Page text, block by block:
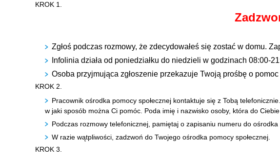
KROK 1.
Zgłoś podczas rozmowy, że zdecydowałeś się zostać w domu.
Infolinia działa od poniedziałku do niedzieli w godzinach 08:00-
Osoba przyjmująca zgłoszenie przekazuje Twoją prośbę o
KROK 2.
Pracownik ośrodka pomocy społecznej kontaktuje się z Tobą
w jaki sposób można Ci pomóc. Poda imię i nazwisko osoby, która do
Podczas rozmowy telefonicznej, pamiętaj o zapisaniu numeru do
W razie wątpliwości, zadzwoń do Twojego ośrodka pomocy społecznej.
KROK 3.